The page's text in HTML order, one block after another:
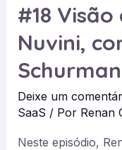
de
criadores
conteúdo
com
Michel
Ank,
#18 Visão
Nuvini,
Deixe um
SaaS / Por Renan
Neste episódio,